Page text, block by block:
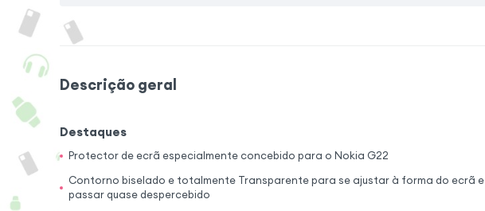
Descrição geral
Destaques
Protector de ecrã especialmente concebido para o Nokia G22
Contorno biselado e totalmente Transparente para se ajustar à forma do ecrã e
passar quase despercebido